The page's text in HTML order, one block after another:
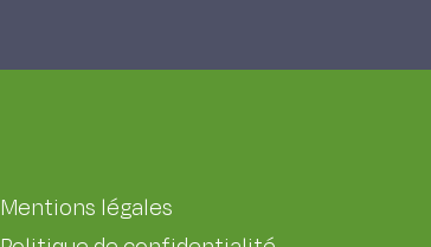
Mentions légales